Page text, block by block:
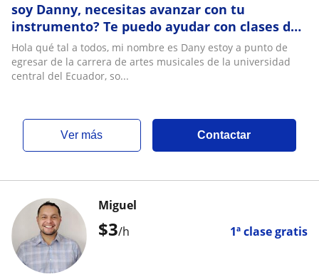
soy Danny, necesitas avanzar con tu
instrumento? Te puedo ayudar con clases de
guitarra con métodos muy comprensibles y
acomodados a tu gusto musical
Hola qué tal a todos, mi nombre es Dany estoy a punto de
egresar de la carrera de artes musicales de la universidad
central del Ecuador, so...
ver más Contactar
$3/h 1ª clase gratis
Miguel